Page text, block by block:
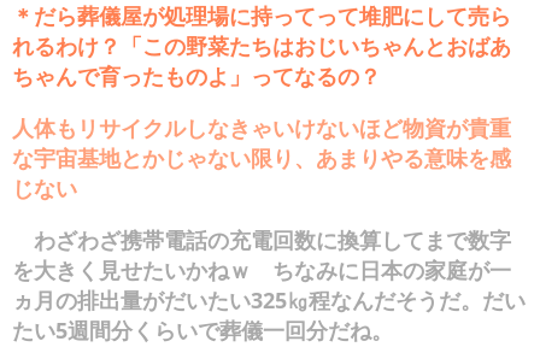
＊だら葬儀屋が処理場に持ってって堆肥にして売ら
れるわけ？「この野菜たちはおじいちゃんとおばあ
ちゃんで育ったものよ」ってなるの？
人体もリサイクルしなきゃいけないほど物資が貴重
な宇宙基地とかじゃない限り、あまりやる意味を感
じない
わざわざ携帯電話の充電回数に換算してまで数字
を大きく見せたいかねｗ ちなみに日本の家庭が一
ヵ月の排出量がだいたい325㎏程なんだそうだ。だい
たい5週間分くらいで葬儀一回分だね。